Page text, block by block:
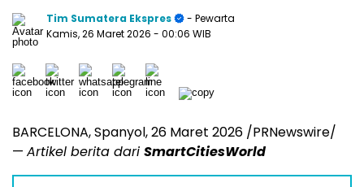
Tim Sumatera Ekspres
- Pewarta
Kamis, 26 Maret 2026 - 00:06 WIB
BARCELONA, Spanyol, 26 Maret 2026 /PRNewswire/
— Artikel berita dari SmartCitiesWorld